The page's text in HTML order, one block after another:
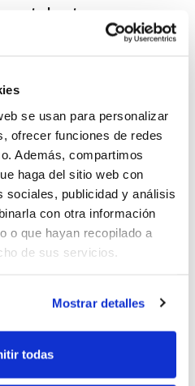
se usan para personalizar
ofrecer funciones de redes
Además, compartimos
haga del sitio web con
sociales, publicidad y análisis
con otra información
o que hayan recopilado a
de sus servicios.
Mostrar detalles
todas
talentos
completaron su
doble de